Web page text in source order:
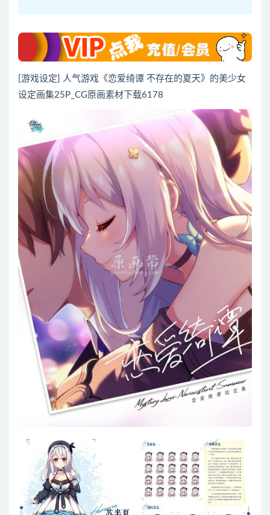
[游戏设定] 人气游戏《恋爱绮谭 不存在的夏天》的美少女
设定画集25P_CG原画素材下载6178